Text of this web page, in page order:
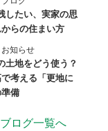
したい、実家の思
らの住まい方
知らせ
土地をどう使う？
考える「更地に
備
ブログ一覧へ